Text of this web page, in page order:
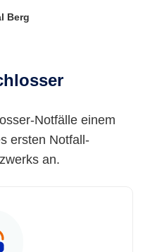
Berg
Notfälle einem
ersten Notfall-
an.